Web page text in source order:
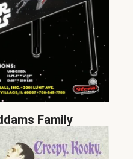
Family